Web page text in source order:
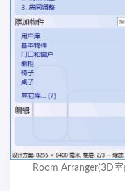
Room Arranger(3D